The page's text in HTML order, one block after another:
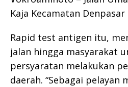
Kaja Kecamatan
Rapid test antigen itu,
jalan hingga masyarakat
persyaratan melakukan
daerah. “Sebagai pelayan